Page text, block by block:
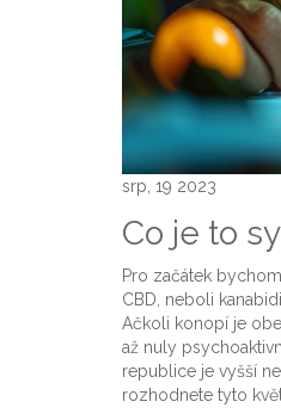
srp, 19 2023
Co je to
Pro začátek
CBD, neboli
Ačkoli konopí je
až nuly
republice je vyšší
rozhodnete tyto